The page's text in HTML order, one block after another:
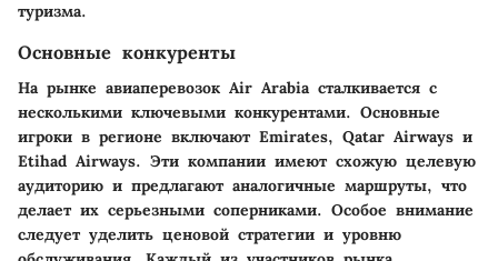
туризма.
Основные конкуренты
На рынке авиаперевозок Air Arabia сталкивается с
несколькими ключевыми конкурентами. Основные
игроки в регионе включают Emirates, Qatar Airways и
Etihad Airways. Эти компании имеют схожую целевую
аудиторию и предлагают аналогичные маршруты, что
делает их серьезными соперниками. Особое внимание
следует уделить ценовой стратегии и уровню